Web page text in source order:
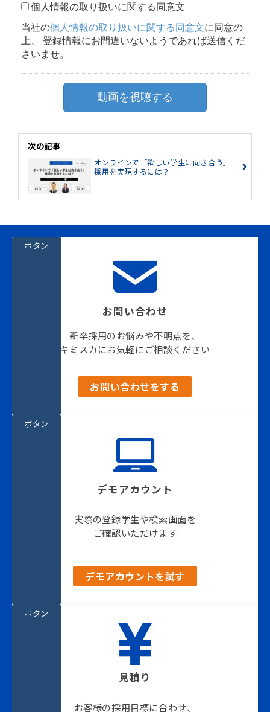
次の記事
オンラインで「欲しい学生に向き合う」
採用を実現するには？
お問い合わせ
新卒採用のお悩みや不明点を、
キミスカにお気軽にご相談ください
ボタン
お問い合わせをする
デモアカウント
実際の登録学生や検索画面を
ご確認いただけます
ボタン
デモアカウントを試す
見積り
お客様の採用目標に合わせ、
ボタン